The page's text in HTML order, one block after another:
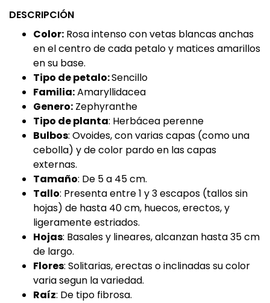
DESCRIPCIÓN
Color: Rosa intenso con vetas blancas anchas
en el centro de cada petalo y matices amarillos
en su base.
Tipo de petalo:Sencillo
Familia:Amaryllidacea
Genero: Zephyranthe
Tipo de planta: Herbácea perenne
Bulbos: Ovoides, con varias capas (como una
cebolla) y de color pardo en las capas
externas.
Tamaño: De 5 a 45 cm.
Tallo: Presenta entre 1 y 3 escapos (tallos sin
hojas) de hasta 40 cm, huecos, erectos, y
ligeramente estriados.
Hojas: Basales y lineares, alcanzan hasta 35 cm
de largo.
Flores: Solitarias, erectas o inclinadas su color
varia segun la variedad.
Raíz: De tipo fibrosa.